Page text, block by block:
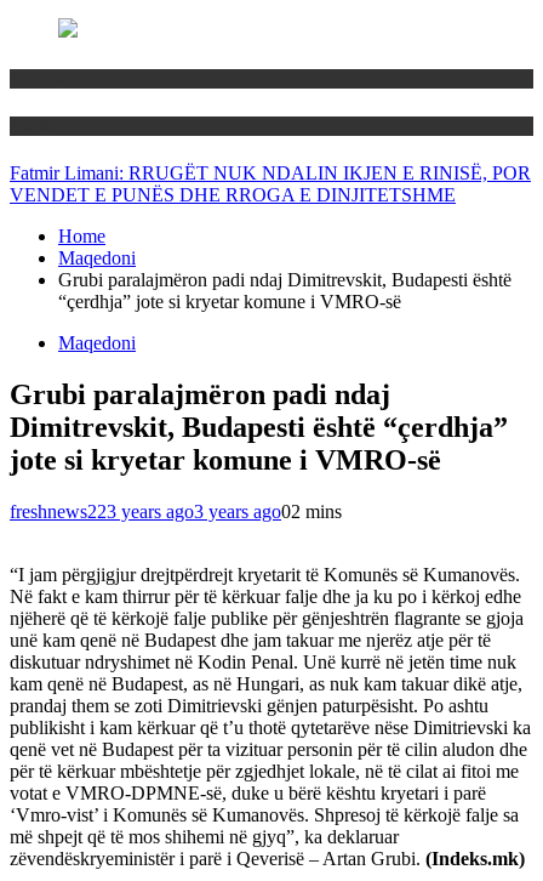
Fatmir Limani: RRUGËT NUK NDALIN IKJEN E RINISË, POR
VENDET E PUNËS DHE RROGA E DINJITETSHME
Home
Maqedoni
Grubi paralajmëron padi ndaj Dimitrevskit, Budapesti është
“çerdhja” jote si kryetar komune i VMRO-së
Maqedoni
Grubi paralajmëron padi ndaj
Dimitrevskit, Budapesti është “çerdhja”
jote si kryetar komune i VMRO-së
freshnews223 years ago3 years ago02 mins
“I jam përgjigjur drejtpërdrejt kryetarit të Komunës së Kumanovës.
Në fakt e kam thirrur për të kërkuar falje dhe ja ku po i kërkoj edhe
njëherë që të kërkojë falje publike për gënjeshtrën flagrante se gjoja
unë kam qenë në Budapest dhe jam takuar me njerëz atje për të
diskutuar ndryshimet në Kodin Penal. Unë kurrë në jetën time nuk
kam qenë në Budapest, as në Hungari, as nuk kam takuar dikë atje,
prandaj them se zoti Dimitrievski gënjen paturpësisht. Po ashtu
publikisht i kam kërkuar që t’u thotë qytetarëve nëse Dimitrievski ka
qenë vet në Budapest për ta vizituar personin për të cilin aludon dhe
për të kërkuar mbështetje për zgjedhjet lokale, në të cilat ai fitoi me
votat e VMRO-DPMNE-së, duke u bërë kështu kryetari i parë
‘Vmro-vist’ i Komunës së Kumanovës. Shpresoj të kërkojë falje sa
më shpejt që të mos shihemi në gjyq”, ka deklaruar
zëvendëskryeministër i parë i Qeverisë – Artan Grubi. (Indeks.mk)